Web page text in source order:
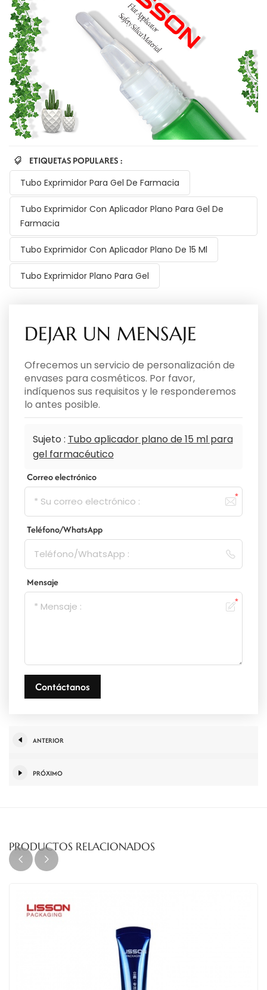
ETIQUETAS POPULARES :
Tubo Exprimidor Para Gel De Farmacia
Tubo Exprimidor Con Aplicador Plano Para Gel De
Farmacia
Tubo Exprimidor Con Aplicador Plano De 15 Ml
Tubo Exprimidor Plano Para Gel
DEJAR UN MENSAJE
Ofrecemos un servicio de personalización de
envases para cosméticos. Por favor,
indíquenos sus requisitos y le responderemos
lo antes posible.
Sujeto : Tubo aplicador plano de 15 ml para
gel farmacéutico
Correo electrónico
Teléfono/WhatsApp
Mensaje
Contáctanos
ANTERIOR
PRÓXIMO
PRODUCTOS RELACIONADOS